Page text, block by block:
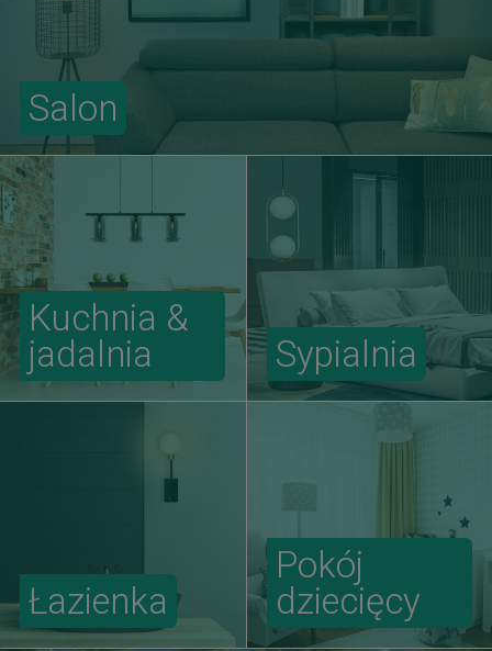
Salon
Kuchnia &
jadalnia
Sypialnia
Łazienka
Pokój
dziecięcy